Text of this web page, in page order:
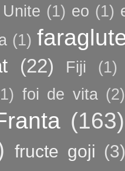
(1) eo (1)
(1)
(22) Fiji
(1)
foi de vita (2)
(163)
fructe goji (3)